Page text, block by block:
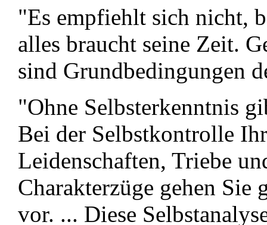
"Es empfiehlt sich nicht,
alles braucht seine Zeit.
sind Grundbedingungen
"Ohne Selbsterkenntnis
Bei der Selbstkontrolle
Leidenschaften, Triebe
Charakterzüge gehen Sie
vor. ... Diese